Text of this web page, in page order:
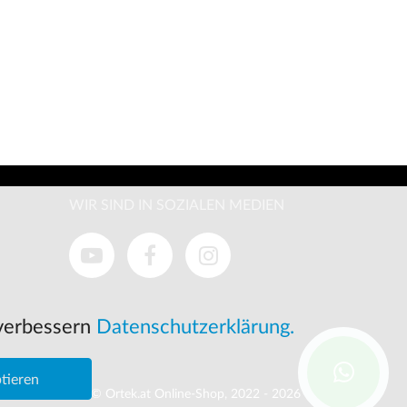
© Ortek.at Online-Shop, 2022 - 2026
Datenschutzerklärung.